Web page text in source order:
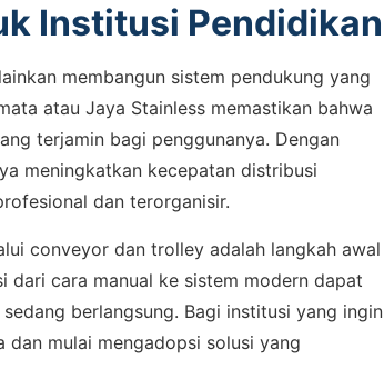
Institusi Pendidikan
membangun sistem pendukung yang
atau Jaya Stainless memastikan bahwa
terjamin bagi penggunanya. Dengan
meningkatkan kecepatan distribusi
dan terorganisir.
conveyor dan trolley adalah langkah awal
dari cara manual ke sistem modern dapat
berlangsung. Bagi institusi yang ingin
mulai mengadopsi solusi yang